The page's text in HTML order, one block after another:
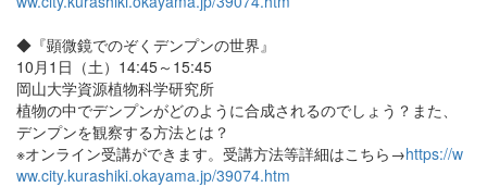
◆『顕微鏡でのぞくデンプンの世界』
10月1日（土）14:45～15:45
岡山大学資源植物科学研究所
植物の中でデンプンがどのように合成されるのでしょう？また、
デンプンを観察する方法とは？
※オンライン受講ができます。受講方法等詳細はこちら→https://w
ww.city.kurashiki.okayama.jp/39074.htm